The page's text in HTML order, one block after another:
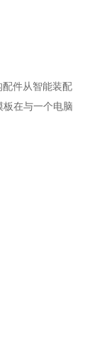
件从智能装配
板在与一个电脑